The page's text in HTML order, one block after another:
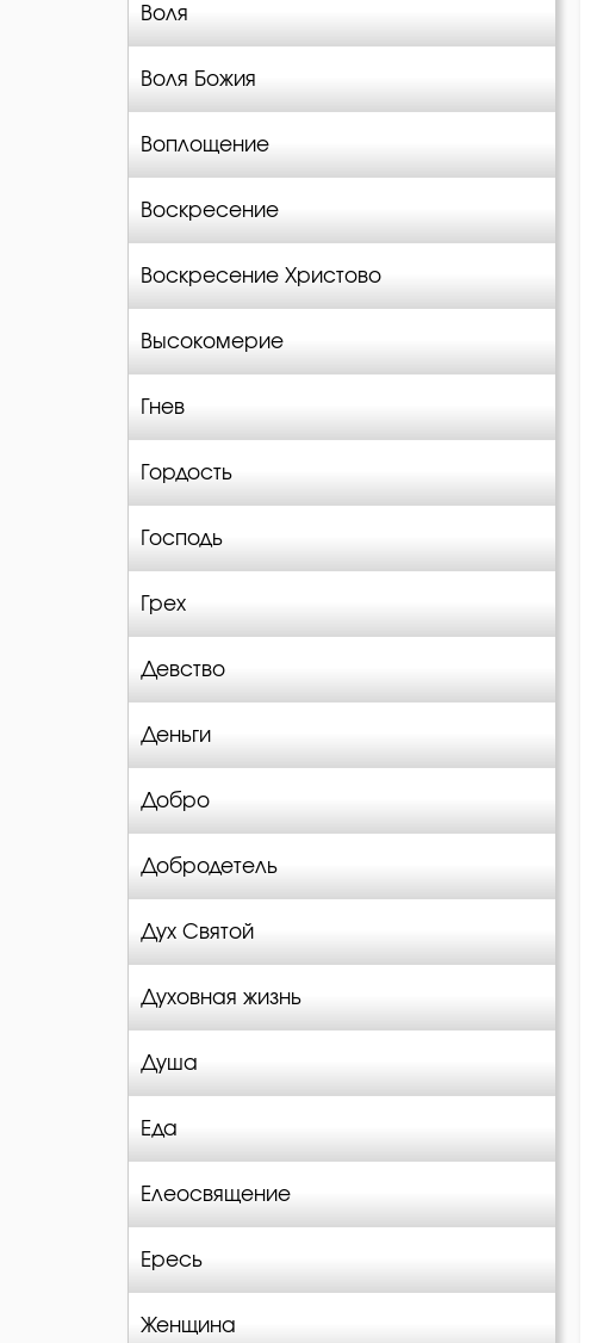
Воля
Воля Божия
Воплощение
Воскресение
Воскресение Христово
Высокомерие
Гнев
Гордость
Господь
Грех
Девство
Деньги
Добро
Добродетель
Дух Святой
Духовная жизнь
Душа
Еда
Елеосвящение
Ересь
Женщина